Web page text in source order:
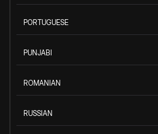
PORTUGUESE
PUNJABI
ROMANIAN
RUSSIAN